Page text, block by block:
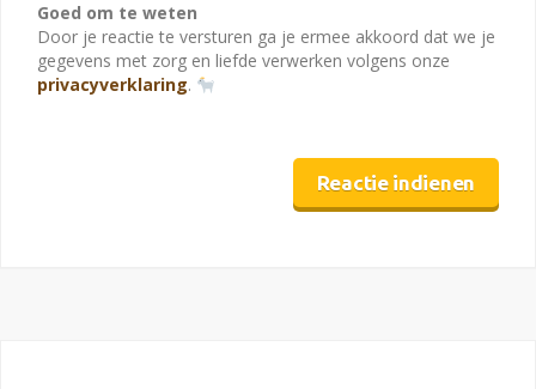
Goed om te weten
Door je reactie te versturen ga je ermee akkoord dat we je
gegevens met zorg en liefde verwerken volgens onze
privacyverklaring.